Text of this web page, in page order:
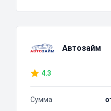
Автозайм
4.3
Сумма